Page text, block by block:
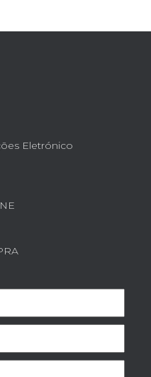
Eletrónico